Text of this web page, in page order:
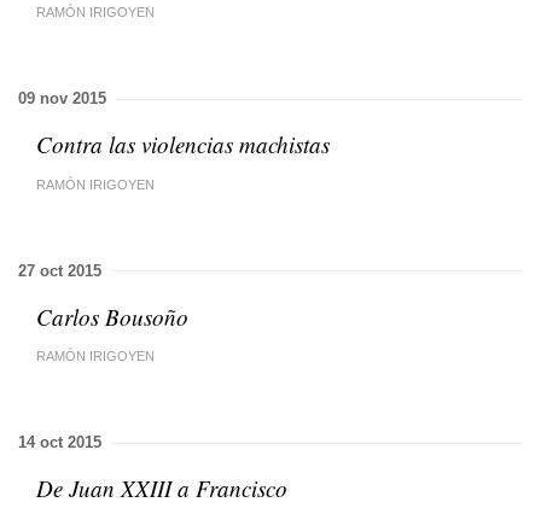
RAMÓN IRIGOYEN
09 nov 2015
Contra las violencias machistas
RAMÓN IRIGOYEN
27 oct 2015
Carlos Bousoño
RAMÓN IRIGOYEN
14 oct 2015
De Juan XXIII a Francisco